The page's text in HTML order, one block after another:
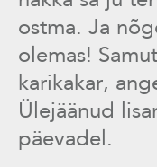
ostma. Ja
olemas!
karikakar,
Ülejäänud
päevadel.